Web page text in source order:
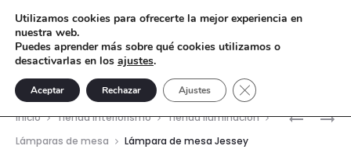
LÁMPARA
LÁMPARA
Inicio Tienda interiorismo
Tienda Iluminación
Lámparas de mesa
Lámpara de mesa Jessey
Utilizamos cookies para ofrecerte la mejor experiencia en
nuestra web.
Puedes aprender más sobre qué cookies utilizamos o
desactivarlas en los ajustes.
Aceptar Rechazar Ajustes Cerrar el banner de